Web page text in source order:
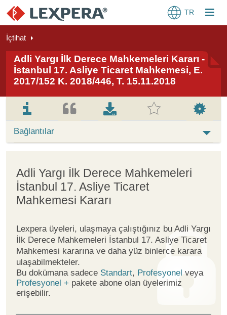
TR
İçtihat
Adli Yargı İlk Derece Mahkemeleri Kararı -
İstanbul 17. Asliye Ticaret Mahkemesi, E.
2017/152 K. 2018/446, T. 15.11.2018
Bağlantılar
Adli Yargı İlk Derece Mahkemeleri
İstanbul 17. Asliye Ticaret
Mahkemesi Kararı
Lexpera üyeleri, ulaşmaya çalıştığınız bu Adli Yargı
İlk Derece Mahkemeleri İstanbul 17. Asliye Ticaret
Mahkemesi kararına ve daha yüz binlerce karara
ulaşabilmekteler.
Bu dokümana sadece Standart, Profesyonel veya
Profesyonel + pakete abone olan üyelerimiz
erişebilir.